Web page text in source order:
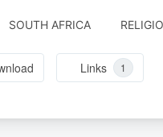
SOUTH AFRICA
Links 1